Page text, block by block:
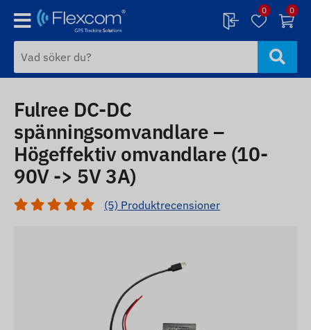
0 0
Fulree DC-DC
spänningsomvandlare –
Högeffektiv omvandlare (10-
90V -> 5V 3A)
(5) Produktrecensioner